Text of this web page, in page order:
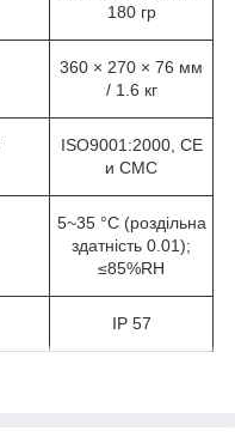
180 гр
360 × 270 × 76 мм
/ 1.6 кг
ISO9001:2000, CE
и CMC
5~35 °C (роздільна
здатність 0.01);
≤85%RH
IP 57